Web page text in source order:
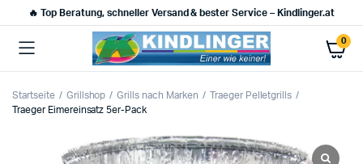
🔥 Top Beratung, schneller Versand & bester Service – Kindlinger.at
0
Startseite Grillshop Grills nach Marken
Traeger Pelletgrills
Traeger Eimereinsatz 5er-Pack